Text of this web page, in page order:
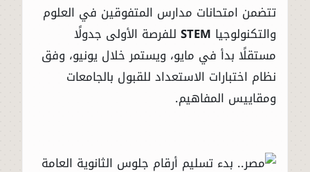
تتضمن امتحانات مدارس المتفوقين في العلوم
والتكنولوجيا STEM للفرصة الأولى جدولًا
مستقلًا بدأ في مايو، ويستمر خلال يونيو، وفق
نظام اختبارات الاستعداد للقبول بالجامعات
ومقاييس المفاهيم.